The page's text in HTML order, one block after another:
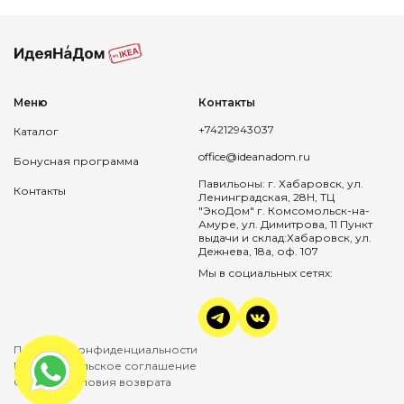
Меню
Каталог
Бонусная программа
Контакты
Контакты
+74212943037
office@ideanadom.ru
Павильоны: г. Хабаровск, ул.
Ленинградская, 28Н, ТЦ
"ЭкоДом" г. Комсомольск-на-
Амуре, ул. Димитрова, 11 Пункт
выдачи и склад:Хабаровск, ул.
Дежнева, 18а, оф. 107
Мы в социальных сетях:
Политика конфиденциальности
Пользовательское соглашение
Оплата и условия возврата